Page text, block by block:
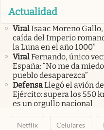
Actualidad
ViralIsaac Moreno
caída del Imperio
la Luna en el año 1000”
ViralFernando, único
España: “No me da
pueblo desaparezca”
DefensaLlegó el avión
Ejército: supera los 550
es un orgullo nacional
Netflix Celulares